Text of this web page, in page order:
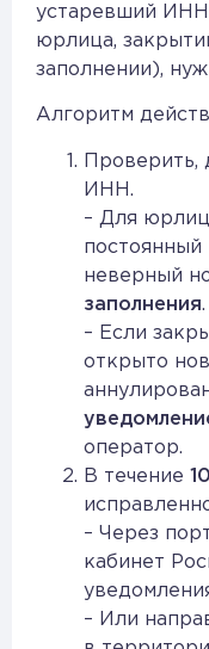
устаревший
юрлица,
заполнении),
Алгоритм
Проверить,
ИНН.
– Для
постоянный
неверный
заполнения.
– Если
открыто
оператор.
В течение
– Через
кабинет
– Или